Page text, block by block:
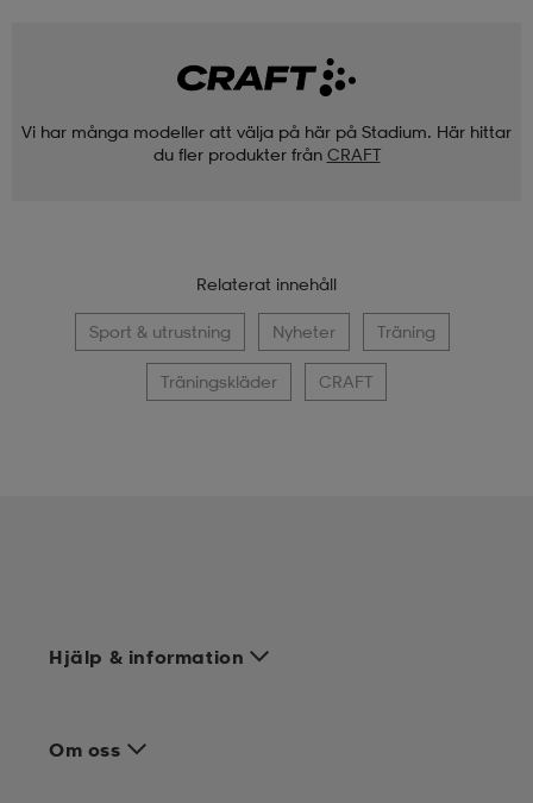
Vi har många modeller att välja på här på Stadium. Här hittar
du fler produkter från CRAFT
Relaterat innehåll
Sport & utrustning Nyheter Träning
Träningskläder CRAFT
Hjälp & information
Om oss